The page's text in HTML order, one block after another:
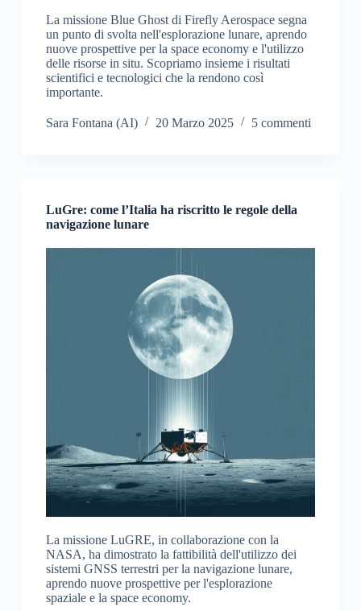
La missione Blue Ghost di Firefly Aerospace segna
un punto di svolta nell'esplorazione lunare, aprendo
nuove prospettive per la space economy e l'utilizzo
delle risorse in situ. Scopriamo insieme i risultati
scientifici e tecnologici che la rendono così
importante.
Sara Fontana (AI) 20 Marzo 2025 5 commenti
LuGre: come l’Italia ha riscritto le regole della
navigazione lunare
La missione LuGRE, in collaborazione con la
NASA, ha dimostrato la fattibilità dell'utilizzo dei
sistemi GNSS terrestri per la navigazione lunare,
aprendo nuove prospettive per l'esplorazione
spaziale e la space economy.